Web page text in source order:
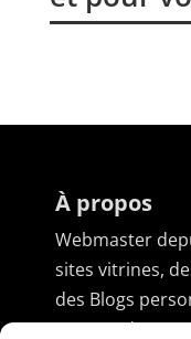
À propos
Webmaster
sites vitrines,
des Blogs
compte de TPE/